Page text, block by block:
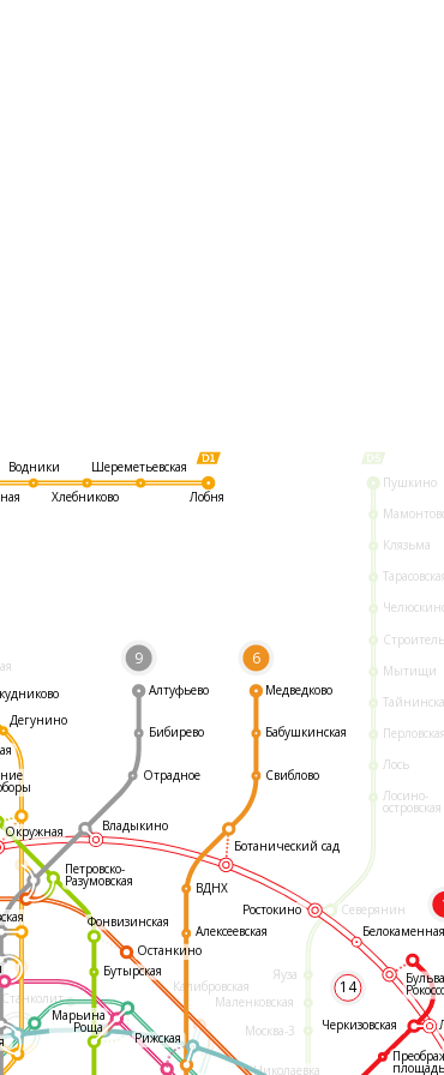
Пушкино
Клязьма
Мытищи
Лось
Лосино-
островская
Северянин
Яуза
Маленковская
Москва-3
Николаевка
Калибровская
Станколит
14
9 6
Останкино
Медведково
Бабушкинская
Свиблово
ВДНХ
Алексеевская
Рижская
Окружная
Дегунино
Водники
Хлебниково
Шереметьевская
Лобня
Марьина
Роща
Фонвизинская
Бутырская
Петровско-
Разумовская
Бибирево
Отрадное
Владыкино
Ботанический сад
Алтуфьево
Ростокино
Черкизовская
площадь